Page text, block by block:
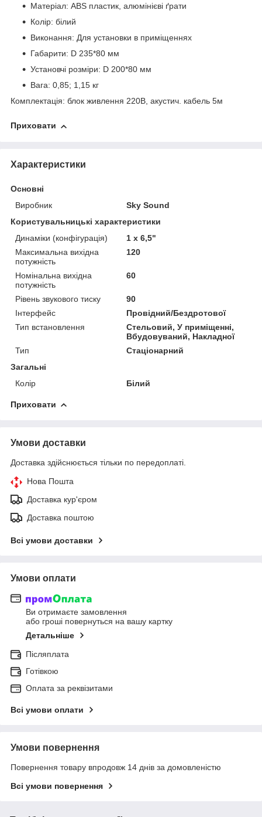
Матеріал: ABS пластик, алюмінієві ґрати
Колір: білий
Виконання: Для установки в приміщеннях
Габарити: D 235*80 мм
Установчі розміри: D 200*80 мм
Вага: 0,85; 1,15 кг
Комплектація: блок живлення 220В, акустич. кабель 5м
Приховати
Характеристики
Основні
Виробник
Sky Sound
Користувальницькі характеристики
Динаміки (конфігурація)
1 x 6,5"
Максимальна вихідна
потужність
120
Номінальна вихідна
потужність
60
Рівень звукового тиску
90
Інтерфейс
Провідний/Бездротової
Тип встановлення
Стельовий, У приміщенні,
Вбудовуваний, Накладної
Тип
Стаціонарний
Загальні
Колір
Білий
Приховати
Умови доставки
Доставка здійснюється тільки по передоплаті.
Нова Пошта
Доставка кур'єром
Доставка поштою
Всі умови доставки
Умови оплати
Ви отримаєте замовлення
або гроші повернуться на вашу картку
Детальніше
Післяплата
Готівкою
Оплата за реквізитами
Всі умови оплати
Умови повернення
Повернення товару впродовж 14 днів за домовленістю
Всі умови повернення